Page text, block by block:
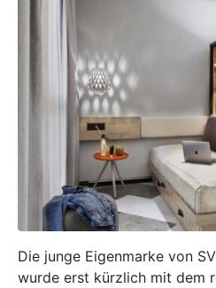
Die junge Eigenmarke von
wurde erst kürzlich mit dem